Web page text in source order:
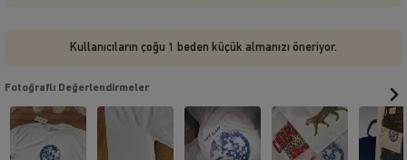
Kullanıcıların çoğu 1 beden küçük almanızı öneriyor.
Fotoğraflı Değerlendirmeler